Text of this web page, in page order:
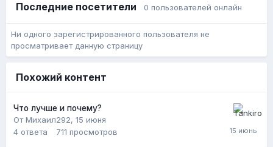
Последние посетители 0 пользователей онлайн
Ни одного зарегистрированного пользователя не
просматривает данную страницу
Похожий контент
Что лучше и почему?
От Михаил292, 15 июня
4 ответа 711 просмотров